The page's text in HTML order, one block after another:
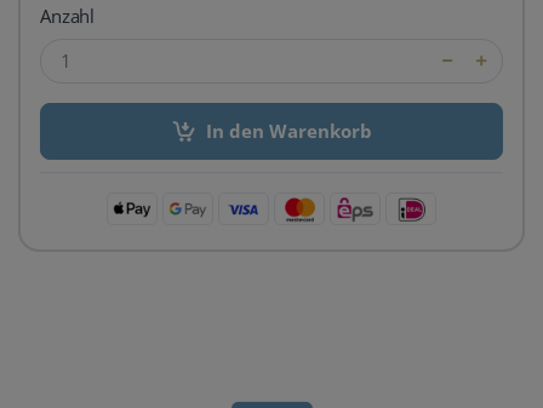
Anzahl
In den Warenkorb